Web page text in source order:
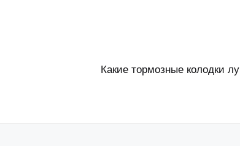
Какие тормозные колодки